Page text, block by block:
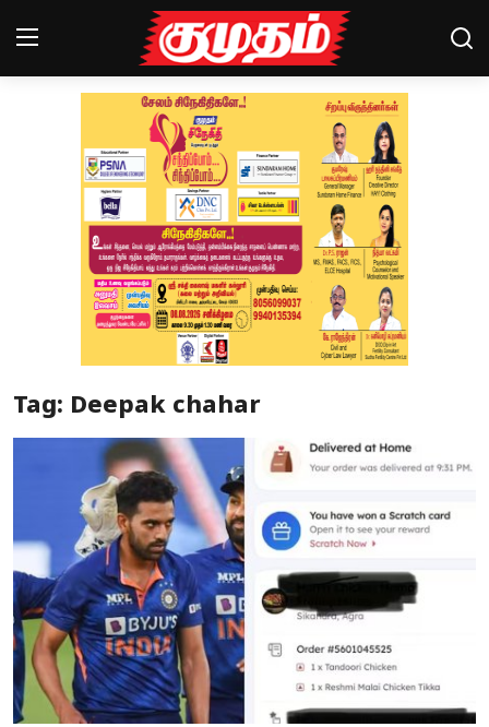
Magazines
Special Story
Business
Crime
Tamilnadu
National
World
Tag: Deepak chahar